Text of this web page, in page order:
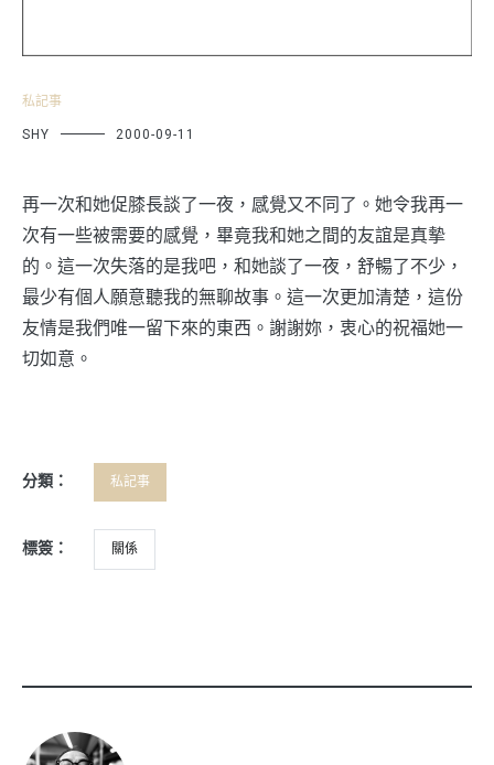
私記事
SHY 2000-09-11
再一次和她促膝長談了一夜，感覺又不同了。她令我再一
次有一些被需要的感覺，畢竟我和她之間的友誼是真摰
的。這一次失落的是我吧，和她談了一夜，舒暢了不少，
最少有個人願意聽我的無聊故事。這一次更加清楚，這份
友情是我們唯一留下來的東西。謝謝妳，衷心的祝福她一
切如意。
分類： 私記事
標簽： 關係